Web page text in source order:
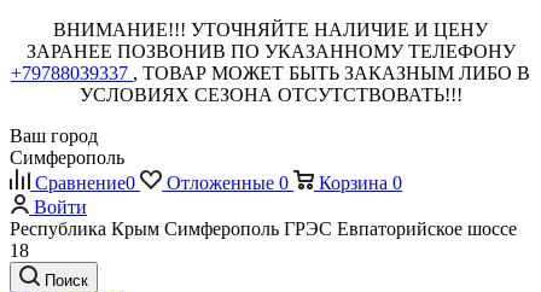
ВНИМАНИЕ!!! УТОЧНЯЙТЕ НАЛИЧИЕ И ЦЕНУ
ЗАРАНЕЕ ПОЗВОНИВ ПО УКАЗАННОМУ ТЕЛЕФОНУ
+79788039337 , ТОВАР МОЖЕТ БЫТЬ ЗАКАЗНЫМ ЛИБО В
УСЛОВИЯХ СЕЗОНА ОТСУТСТВОВАТЬ!!!
Ваш город
Симферополь
Сравнение0 Отложенные 0 Корзина 0
Войти
Республика Крым Симферополь ГРЭС Евпаторийское шоссе
18
Поиск